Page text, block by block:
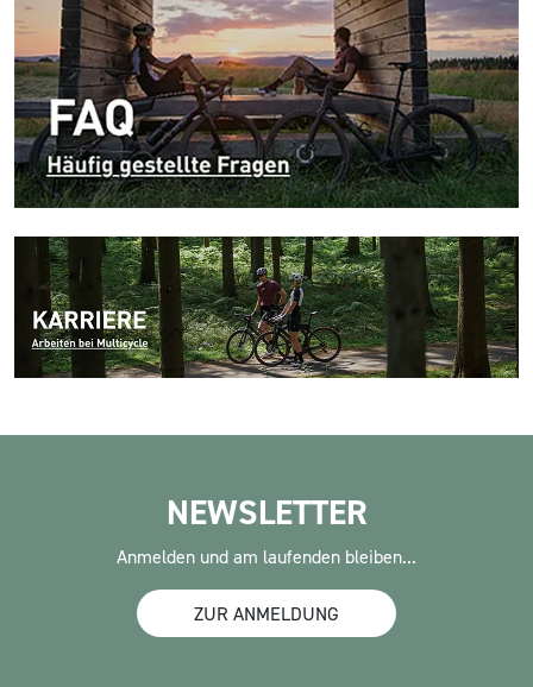
NEWSLETTER
Anmelden und am laufenden bleiben...
ZUR ANMELDUNG